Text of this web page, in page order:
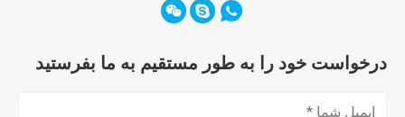
درخواست خود را به طور مستقیم به ما بفرستید